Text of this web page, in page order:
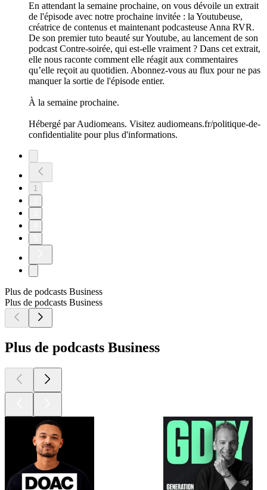
En attendant la semaine prochaine, on vous dévoile un extrait
de l'épisode avec notre prochaine invitée : la Youtubeuse,
créatrice de contenus et maintenant podcasteuse Anna RVR.
De son premier tuto beauté sur Youtube, au lancement de son
podcast Contre-soirée, qui est-elle vraiment ? Dans cet extrait,
elle nous raconte comment elle réagit aux commentaires
qu’elle reçoit au quotidien. Abonnez-vous au flux pour ne pas
manquer la sortie de l'épisode entier.
À la semaine prochaine.
Hébergé par Audiomeans. Visitez audiomeans.fr/politique-de-
confidentialite pour plus d'informations.
1
Plus de podcasts Business
Plus de podcasts Business
Plus de podcasts Business